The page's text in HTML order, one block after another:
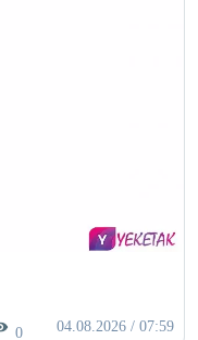
0 04.08.2026 / 07:59